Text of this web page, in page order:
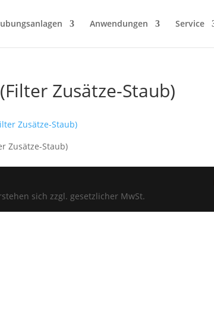
Anwendungen Service
Zusätze-Staub)
Zusätze-Staub)
sich zzgl. gesetzlicher MwSt.